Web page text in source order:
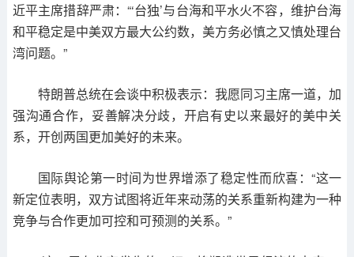
近平主席措辞严肃：“‘台独’与台海和平水火不容，维护台海
和平稳定是中美双方最大公约数，美方务必慎之又慎处理台
湾问题。”
特朗普总统在会谈中积极表示：我愿同习主席一道，加
强沟通合作，妥善解决分歧，开启有史以来最好的美中关
系，开创两国更加美好的未来。
国际舆论第一时间为世界增添了稳定性而欣喜：“这一
新定位表明，双方试图将近年来动荡的关系重新构建为一种
竞争与合作更加可控和可预测的关系。”